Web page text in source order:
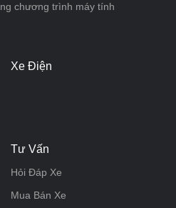
chương trình máy tính
Xe Điện
Tư Vấn
Hỏi Đáp Xe
Mua Bán Xe